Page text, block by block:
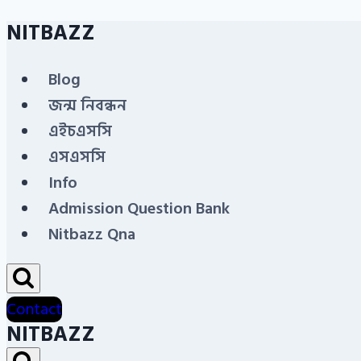
Skip
content
NITBAZZ
Blog
জন্ম নিবন্ধন
এইচএসসি
এসএসসি
Info
Admission Question Bank
Nitbazz Qna
Contact
NITBAZZ